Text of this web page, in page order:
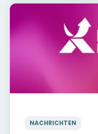
NACHRICHTEN